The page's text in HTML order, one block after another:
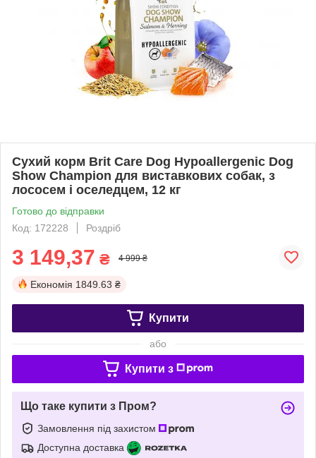
Сухий корм Brit Care Dog Hypoallergenic Dog
Show Champion для виставкових собак, з
лососем і оселедцем, 12 кг
Готово до відправки
Код: 172228
Роздріб
3 149,37 ₴ 4 999 ₴
Економія 1849.63 ₴
Купити
або
Купити з
Що таке купити з Пром?
Замовлення під захистом
Доступна доставка